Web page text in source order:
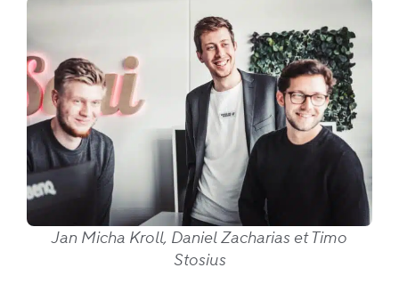
Jan Micha Kroll, Daniel Zacharias et Timo
Stosius